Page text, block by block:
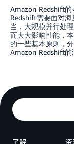
Amazon Redshift的
Redshift需要面对
当，大规模并行处
而大大影响性能，
的一些基本原则，
Amazon Redshift的